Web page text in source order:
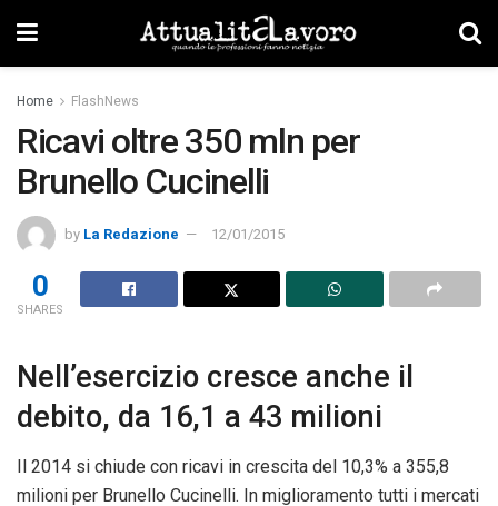
Home FlashNews
Ricavi oltre 350 mln per
Brunello Cucinelli
by La Redazione 12/01/2015
0
SHARES
Nell’esercizio cresce anche il
debito, da 16,1 a 43 milioni
Il 2014 si chiude con ricavi in crescita del 10,3% a 355,8
milioni per Brunello Cucinelli. In miglioramento tutti i mercati